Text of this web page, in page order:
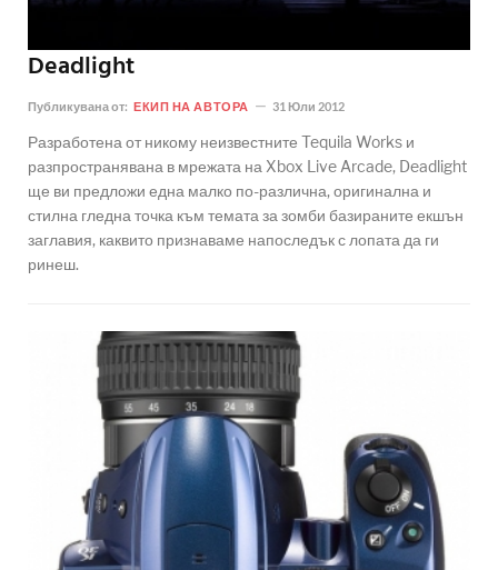
Deadlight
Публикувана от: ЕКИП НА АВТОРА 31 Юли 2012
Разработена от никому неизвестните Tequila Works и
разпространявана в мрежата на Xbox Live Arcade, Deadlight
ще ви предложи една малко по-различна, оригинална и
стилна гледна точка към темата за зомби базираните екшън
заглавия, каквито признаваме напоследък с лопата да ги
ринеш.